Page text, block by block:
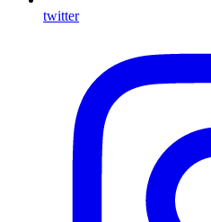
twitter